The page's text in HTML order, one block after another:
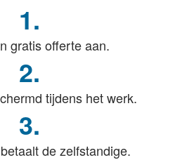
1.
gratis offerte aan.
2.
tijdens het werk.
3.
de zelfstandige.